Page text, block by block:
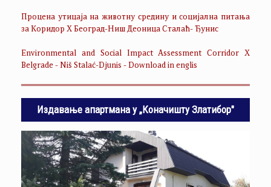
Процена утицаја на животну средину и социјална питања
за Коридор Х Београд-Ниш Деоница Сталаћ- Ђунис
Environmental and Social Impact Assessment Corridor X
Belgrade - Niš Stalać-Djunis - Download in englis
Издавање апартмана у „Коначишту Златибор"